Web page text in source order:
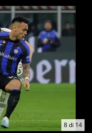
8di 14